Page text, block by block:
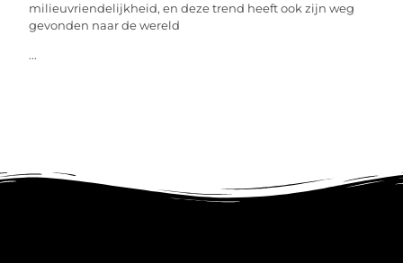
milieuvriendelijkheid, en deze trend heeft ook zijn weg
gevonden naar de wereld
...